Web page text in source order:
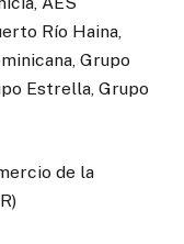
Río Haina,
Grupo
Estrella, Grupo
de la